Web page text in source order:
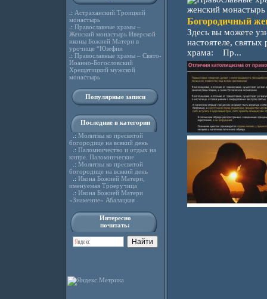
.: Астраханский Троицкий
монастырь
.: Православные храмы –
Женский монастырь Иверской
иконы Божией Матери в
урочище “Юзефин
.: Православные храмы – Свято-
Иоанно-Богословский
Хрещатицкий мужской
монастырь
Популярные записи
Последние в категории
.: Молитвы ко пресвятой
богородице на всякий день
.: Паломничество и отдых на
кипре. Паломнические
.: Молитвы ко пресвятой
богородице на всякий день
.: Икона Божией Матери,
именуемая Троеручица
.: Икона Божией Матери
«Знамение» Абалацкая
Интересно
почитать:
Богородичный
Здесь вы можете
настоятеле,
храма: Пр...